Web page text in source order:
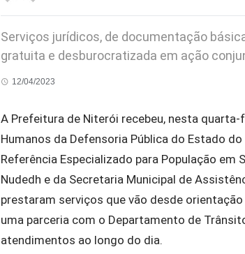
Serviços jurídicos, de documentação
gratuita e desburocratizada em ação
12/04/2023
A Prefeitura de Niterói recebeu, nesta
Humanos da Defensoria Pública do Estado
Referência Especializado para População em
Nudedh e da Secretaria Municipal de
prestaram serviços que vão desde
uma parceria com o Departamento de
atendimentos ao longo do dia.